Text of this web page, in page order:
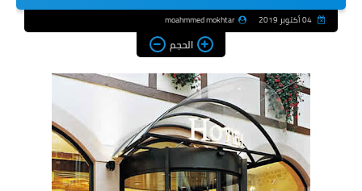
04 أكتوبر 2019 moahmmed mokhtar
الحجم